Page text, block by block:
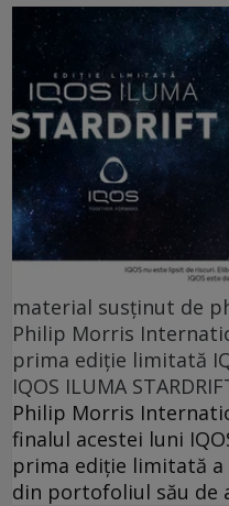
material susținut de
Philip Morris
prima ediție limitată
IQOS ILUMA
Philip Morris
finalul acestei luni
prima ediție limitată
din portofoliul său de